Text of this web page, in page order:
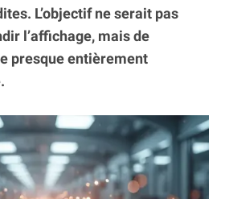
L’objectif ne serait pas
l’affichage, mais de
presque entièrement